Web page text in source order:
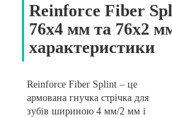
Reinforce Fiber
76х4 мм та 76х2
характеристики
Reinforce Fiber Splint – це
армована гнучка стрічка для
зубів шириною 4 мм/2 мм і